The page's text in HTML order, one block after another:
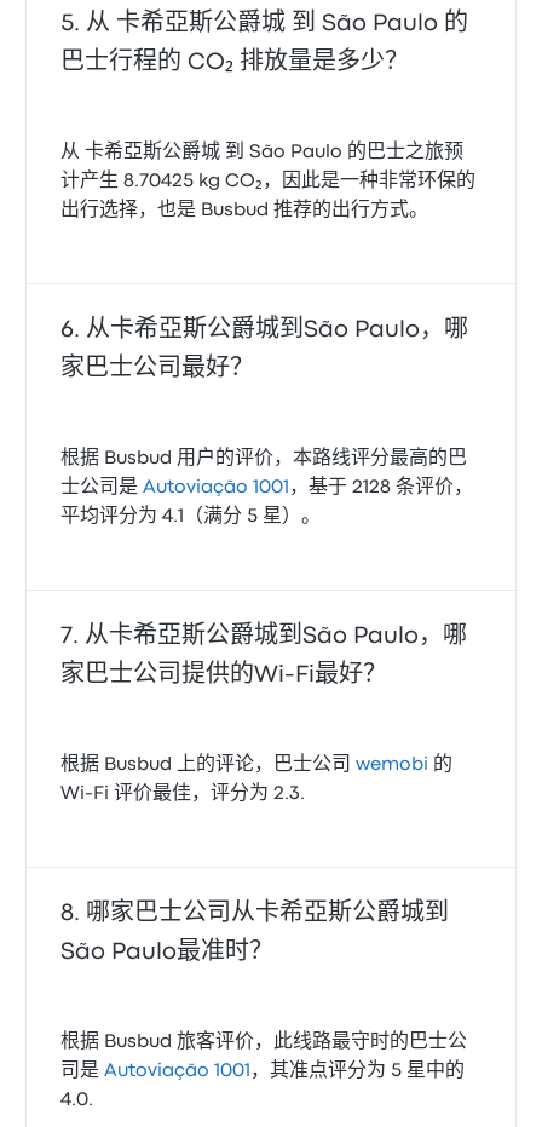
从 卡希亞斯公爵城 到 São Paulo 的
巴士行程的 CO₂ 排放量是多少？
从 卡希亞斯公爵城 到 São Paulo 的巴士之旅预
计产生 8.70425 kg CO₂，因此是一种非常环保的
出行选择，也是 Busbud 推荐的出行方式。
从卡希亞斯公爵城到São Paulo，哪
家巴士公司最好？
根据 Busbud 用户的评价，本路线评分最高的巴
士公司是Autoviação 1001 ，基于 2128 条评价，
平均评分为 4.1（满分 5 星）。
从卡希亞斯公爵城到São Paulo，哪
家巴士公司提供的Wi‑Fi最好？
根据 Busbud 上的评论，巴士公司wemobi 的
Wi‑Fi 评价最佳，评分为 2.3.
哪家巴士公司从卡希亞斯公爵城到
São Paulo最准时？
根据 Busbud 旅客评价，此线路最守时的巴士公
司是Autoviação 1001 ，其准点评分为 5 星中的
4.0.